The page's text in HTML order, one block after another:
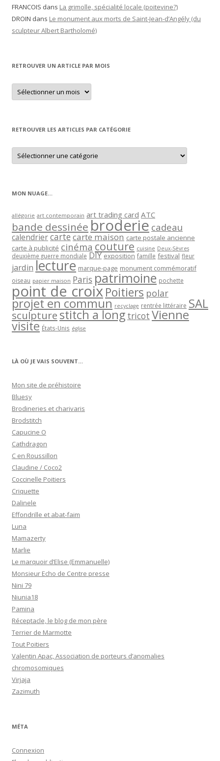
FRANCOIS dans La grimolle, spécialité locale (poitevine?)
DROIN dans Le monument aux morts de Saint-Jean-d’Angély (du
sculpteur Albert Bartholomé)
RETROUVER UN ARTICLE PAR MOIS
Retrouver
un
article
RETROUVER LES ARTICLES PAR CATÉGORIE
Retrouver
les
articles
MON NUAGE…
allégorie art contemporain art trading card ATC
bande dessinée broderie cadeau
calendriercartecarte maison carte postale ancienne
carte à publicité cinéma couture cuisine Deux-Sèvres
deuxième guerre mondiale DIY exposition famille festival fleur
jardin lecture marque-page monument commémoratif
oiseau papier maison Paris patrimoine pochette
point de croixPoitiers polar
projet en commun recyclage rentrée littéraire SAL
sculpturestitch a long tricot Vienne
visite États-Unis église
LÀ OÙ JE VAIS SOUVENT…
Mon site de préhistoire
Bluesy
Brodineries et charivaris
Brodstitch
Capucine O
Cathdragon
C en Roussillon
Claudine / Coco2
Coccinelle Poitiers
Criquette
Dalinele
Effondrille et abat-faim
Luna
Mamazerty
Marlie
Le marquoir d’Elise (Emmanuelle)
Monsieur Echo de Centre presse
Nini 79
Niunia18
Pamina
Réceptacle, le blog de mon père
Terrier de Marmotte
Tout Poitiers
Valentin Apac, Association de porteurs d’anomalies
chromosomiques
Virjaja
Zazimuth
MÉTA
Connexion